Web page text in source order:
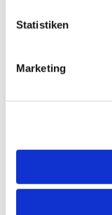
Statistiken
Marketing